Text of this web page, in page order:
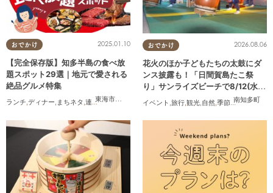
おでかけ
東海市
,大府市 知多市 東浦町,阿久比町,半田市 ,常滑市,武豊
2025.01.10
【完全保存版】知多半島の食べ放
題スポット29選｜地元で愛される
絶品グルメ特集
ランチ,ディナー, まちネタ ,連載 ,コスパ抜群
おでかけ
南知多町
2026.08.06
花火のほか子どもたちの太鼓にダ
ンス披露も！「日間賀島たこ祭
り」サンライズビーチで8/12(水)
イベント ,旅行,観光,自然,季節ネタ ,花火